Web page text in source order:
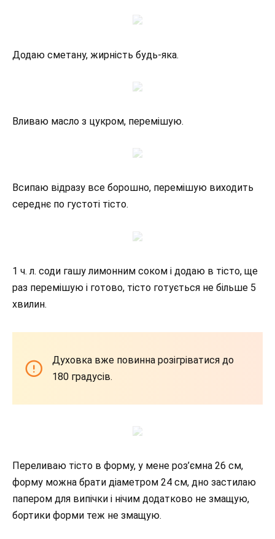
Додаю сметану, жирність будь-яка.
Вливаю масло з цукром, перемішую.
Всипаю відразу все борошно, перемішую виходить
середнє по густоті тісто.
1 ч. л. соди гашу лимонним соком і додаю в тісто, ще
раз перемішую і готово, тісто готується не більше 5
хвилин.
Духовка вже повинна розігріватися до
180 градусів.
Переливаю тісто в форму, у мене роз’ємна 26 см,
форму можна брати діаметром 24 см, дно застилаю
папером для випічки і нічим додатково не змащую,
бортики форми теж не змащую.